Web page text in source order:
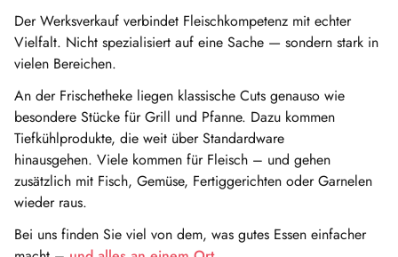
Der Werksverkauf verbindet Fleischkompetenz mit echter
Vielfalt. Nicht spezialisiert auf eine Sache — sondern stark in
vielen Bereichen.
An der Frischetheke liegen klassische Cuts genauso wie
besondere Stücke für Grill und Pfanne. Dazu kommen
Tiefkühlprodukte, die weit über Standardware
hinausgehen. Viele kommen für Fleisch – und gehen
zusätzlich mit Fisch, Gemüse, Fertiggerichten oder Garnelen
wieder raus.
Bei uns finden Sie viel von dem, was gutes Essen einfacher